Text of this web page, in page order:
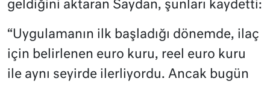
geldiğini aktaran Saydan, şunları kaydetti:
“Uygulamanın ilk başladığı dönemde, ilaç
için belirlenen euro kuru, reel euro kuru
ile aynı seyirde ilerliyordu. Ancak bugün